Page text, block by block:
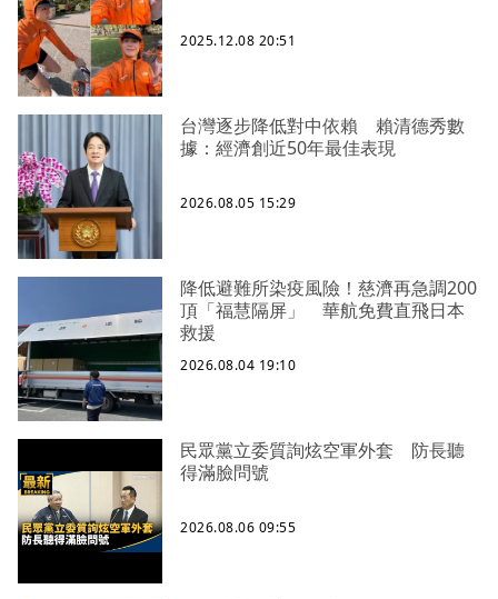
2025.12.08 20:51
台灣逐步降低對中依賴 賴清德秀數
據：經濟創近50年最佳表現
2026.08.05 15:29
降低避難所染疫風險！慈濟再急調200
頂「福慧隔屏」 華航免費直飛日本
救援
2026.08.04 19:10
民眾黨立委質詢炫空軍外套 防長聽
得滿臉問號
2026.08.06 09:55